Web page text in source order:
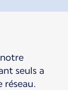
seuls a
réseau.